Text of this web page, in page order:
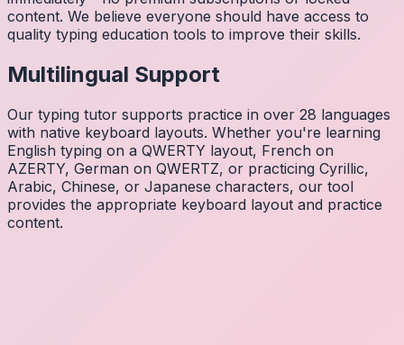
content. We believe everyone should have access to
quality typing education tools to improve their skills.
Multilingual Support
Our typing tutor supports practice in over 28 languages
with native keyboard layouts. Whether you're learning
English typing on a QWERTY layout, French on
AZERTY, German on QWERTZ, or practicing Cyrillic,
Arabic, Chinese, or Japanese characters, our tool
provides the appropriate keyboard layout and practice
content.